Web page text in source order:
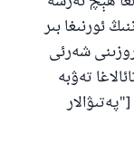
ئورنىغا بىر
شەرئى
تەۋبە